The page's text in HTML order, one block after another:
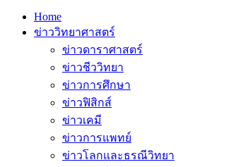
Home
ข่าววิทยาศาสตร์
ข่าวดาราศาสตร์
ข่าวชีววิทยา
ข่าวการศึกษา
ข่าวฟิสิกส์
ข่าวเคมี
ข่าวการแพทย์
ข่าวโลกและธรณีวิทยา